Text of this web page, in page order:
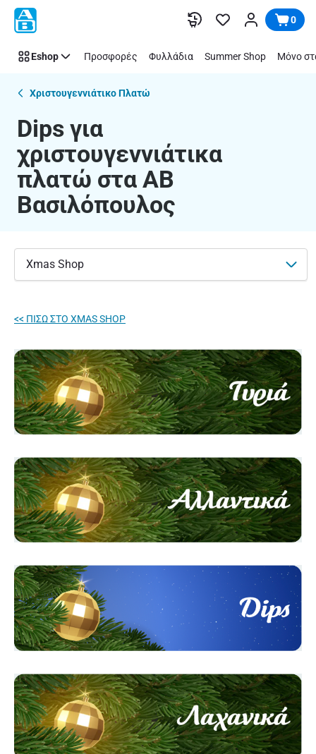
Παράλειψη
Dips
πλατώ
0
Eshop Προσφορές Φυλλάδια Summer Shop Μόνο
Χριστουγεννιάτικο Πλατώ
Dips για
χριστουγεννιάτικα
πλατώ στα ΑΒ
Βασιλόπουλος
Xmas Shop
<< ΠΙΣΩ ΣΤO XMAS SHOP